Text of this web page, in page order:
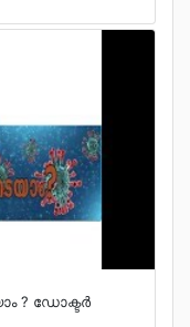
? ഡോക്ടര്‍